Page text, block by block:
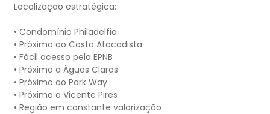
Localização estratégica:
• Condomínio Philadelfia
• Próximo ao Costa Atacadista
• Fácil acesso pela EPNB
• Próximo a Águas Claras
• Próximo ao Park Way
• Próximo a Vicente Pires
• Região em constante valorização